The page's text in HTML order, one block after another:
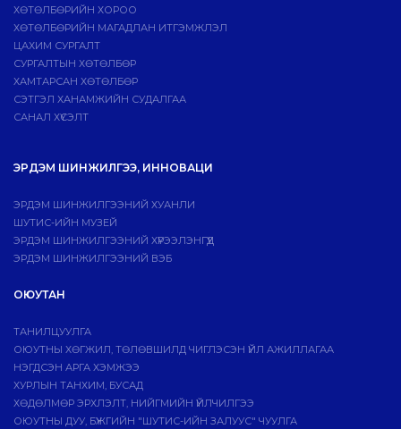
ХӨТӨЛБӨРИЙН ХОРОО
ХӨТӨЛБӨРИЙН МАГАДЛАН ИТГЭМЖЛЭЛ
ЦАХИМ СУРГАЛТ
СУРГАЛТЫН ХӨТӨЛБӨР
ХАМТАРСАН ХӨТӨЛБӨР
СЭТГЭЛ ХАНАМЖИЙН СУДАЛГАА
САНАЛ ХҮСЭЛТ
ЭРДЭМ ШИНЖИЛГЭЭ, ИННОВАЦИ
ЭРДЭМ ШИНЖИЛГЭЭНИЙ ХУАНЛИ
ШУТИС-ИЙН МУЗЕЙ
ЭРДЭМ ШИНЖИЛГЭЭНИЙ ХҮРЭЭЛЭНГҮҮД
ЭРДЭМ ШИНЖИЛГЭЭНИЙ ВЭБ
ОЮУТАН
ТАНИЛЦУУЛГА
ОЮУТНЫ ХӨГЖИЛ, ТӨЛӨВШИЛД ЧИГЛЭСЭН ҮЙЛ АЖИЛЛАГАА
НЭГДСЭН АРГА ХЭМЖЭЭ
ХУРЛЫН ТАНХИМ, БУСАД
ХӨДӨЛМӨР ЭРХЛЭЛТ, НИЙГМИЙН ҮЙЛЧИЛГЭЭ
ОЮУТНЫ ДУУ, БҮЖГИЙН "ШУТИС-ИЙН ЗАЛУУС" ЧУУЛГА